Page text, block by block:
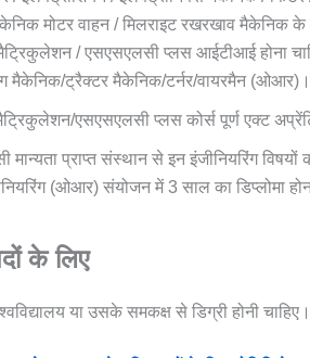
मोटर वाहन / मिलराइट रखरखाव मैकेनिक के
मैट्रिकुलेशन / एसएसएलसी प्लस आईटीआई होना
मैकेनिक/ट्रैक्टर मैकेनिक/टर्नर/वायरमैन (ओआर)।
एसएसएलसी प्लस कोर्स पूर्ण एक्ट
प्राप्त संस्थान से इन इंजीनियरिंग विषयों
(ओआर) संयोजन में 3 साल का डिप्लोमा
के लिए
या उसके समकक्ष से डिग्री होनी चाहिए।